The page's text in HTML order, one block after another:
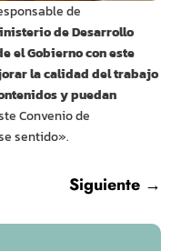
de
de Desarrollo
el Gobierno con este
la calidad del trabajo
y puedan
Convenio de
sentido».
Siguiente→